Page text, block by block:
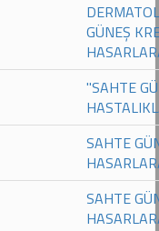
GÜNEŞ
"SAHTE
SAHTE
SAHTE